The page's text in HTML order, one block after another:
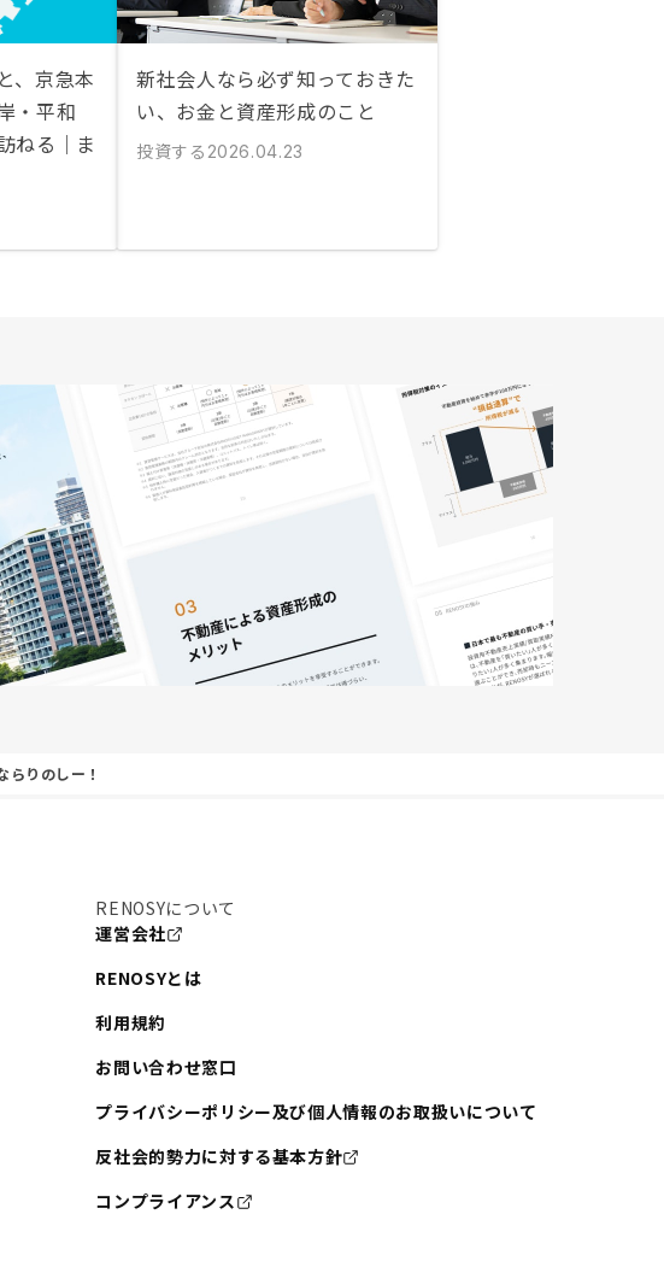
、京急本
・平和
ねる｜ま
新社会人なら必ず知っておきた
い、お金と資産形成のこと
投資する 2026.04.23
らりのしー！
RENOSYについて
運営会社
RENOSYとは
利用規約
お問い合わせ窓口
プライバシーポリシー及び個人情報のお取扱いについて
反社会的勢力に対する基本方針
コンプライアンス